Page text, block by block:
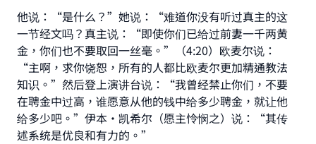
他说：“是什么？”她说：“难道你没有听过真主的这
一节经文吗？真主说：“即使你们已给过前妻一千两黄
金，你们也不要取回一丝毫。”（4:20）欧麦尔说：
“主啊，求你饶恕，所有的人都比欧麦尔更加精通教法
知识。”然后登上演讲台说：“我曾经禁止你们，不要
在聘金中过高，谁愿意从他的钱中给多少聘金，就让他
给多少吧。”伊本·凯希尔（愿主怜悯之）说：“其传
述系统是优良和有力的。”